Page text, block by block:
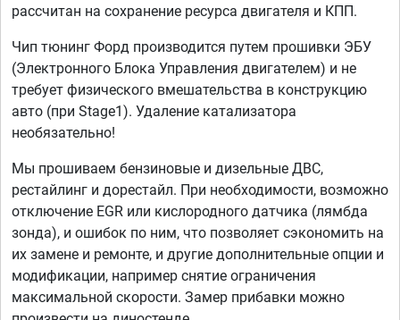
рассчитан на сохранение ресурса двигателя и КПП.
Чип тюнинг Форд производится путем прошивки ЭБУ
(Электронного Блока Управления двигателем) и не
требует физического вмешательства в конструкцию
авто (при Stage1). Удаление катализатора
необязательно!
Мы прошиваем бензиновые и дизельные ДВС,
рестайлинг и дорестайл. При необходимости, возможно
отключение EGR или кислородного датчика (лямбда
зонда), и ошибок по ним, что позволяет сэкономить на
их замене и ремонте, и другие дополнительные опции и
модификации, например снятие ограничения
максимальной скорости. Замер прибавки можно